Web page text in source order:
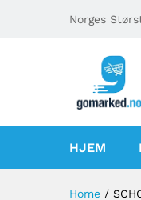
Norges
HJEM
Home /